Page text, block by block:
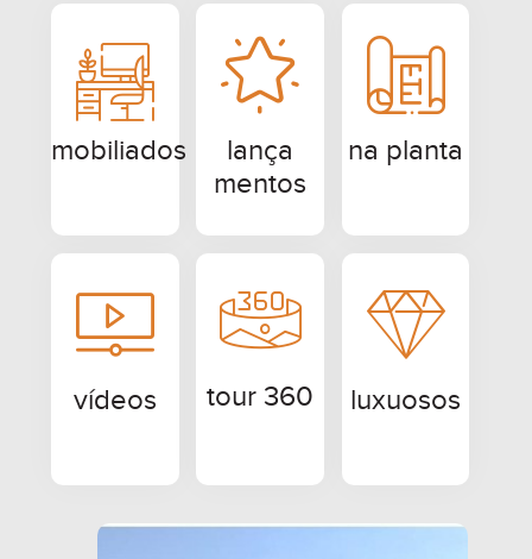
mobiliados
lança
mentos
na planta
vídeos tour 360 luxuosos